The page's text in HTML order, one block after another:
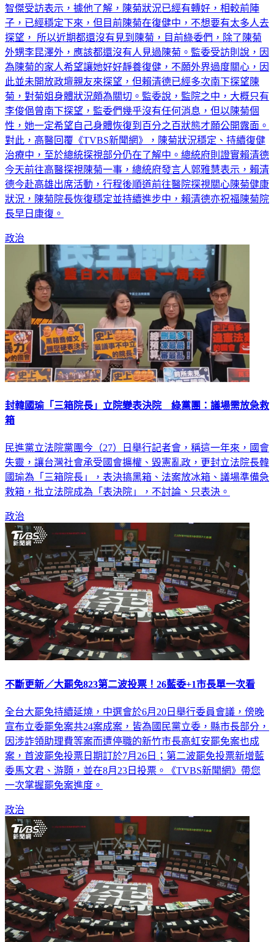
智傑受訪表示，據他了解，陳菊狀況已經有轉好，相較前陣
子，已經穩定下來，但目前陳菊在復健中，不想要有太多人去
探望， 所以近期都還沒有見到陳菊，目前綠委們，除了陳菊
外甥李昆澤外，應該都還沒有人見過陳菊。監委受訪則說，因
為陳菊的家人希望讓她好好靜養復健，不願外界過度關心，因
此並未開放政壇親友來探望，但賴清德已經多次南下探望陳
菊，對菊姐身體狀況頗為關切。監委說，監院之中，大概只有
李俊俋曾南下探望，監委們幾乎沒有任何消息，但以陳菊個
性，她一定希望自己身體恢復到百分之百狀態才願公開露面。
對此，高醫回覆《TVBS新聞網》，陳菊狀況穩定、持續復健
治療中，至於總統探視部分仍在了解中。總統府則證實賴清德
今天前往高醫探視陳菊一事，總統府發言人郭雅慧表示，賴清
德今赴高雄出席活動，行程後順道前往醫院探視關心陳菊健康
狀況，陳菊院長恢復穩定並持續進步中，賴清德亦祝福陳菊院
長早日康復。
政治
封韓國瑜「三箱院長」立院變表決院 綠黨團：議場需放急救
箱
民進黨立法院黨團今（27）日舉行記者會，稱這一年來，國會
失靈，讓台灣社會承受國會擴權、毀憲亂政，更封立法院長韓
國瑜為「三箱院長」，表決搞黑箱、法案放冰箱、議場準備急
救箱，批立法院成為「表決院」，不討論、只表決。
政治
不斷更新／大罷免823第二波投票！26藍委+1市長單一次看
全台大罷免持續延燒，中選會於6月20日舉行委員會議，傍晚
宣布立委罷免案共24案成案，皆為國民黨立委，縣市長部分，
因涉詐領助理費等案而遭停職的新竹市長高虹安罷免案也成
案，首波罷免投票日期訂於7月26日；第二波罷免投票新增藍
委馬文君、游顥，並在8月23日投票。《TVBS新聞網》帶您
一次掌握罷免案進度。
政治